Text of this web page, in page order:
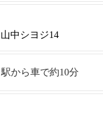
中シヨジ14
から車で約10分